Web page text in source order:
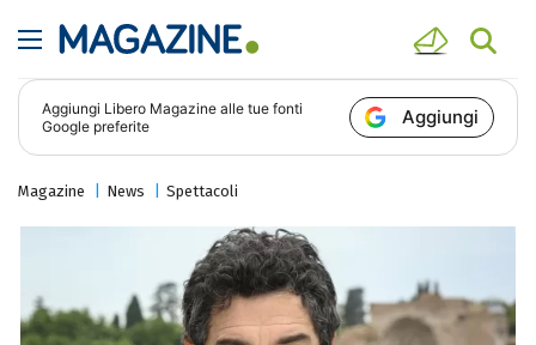
Aggiungi Libero Magazine alle tue fonti
Google preferite
Aggiungi
Magazine News Spettacoli